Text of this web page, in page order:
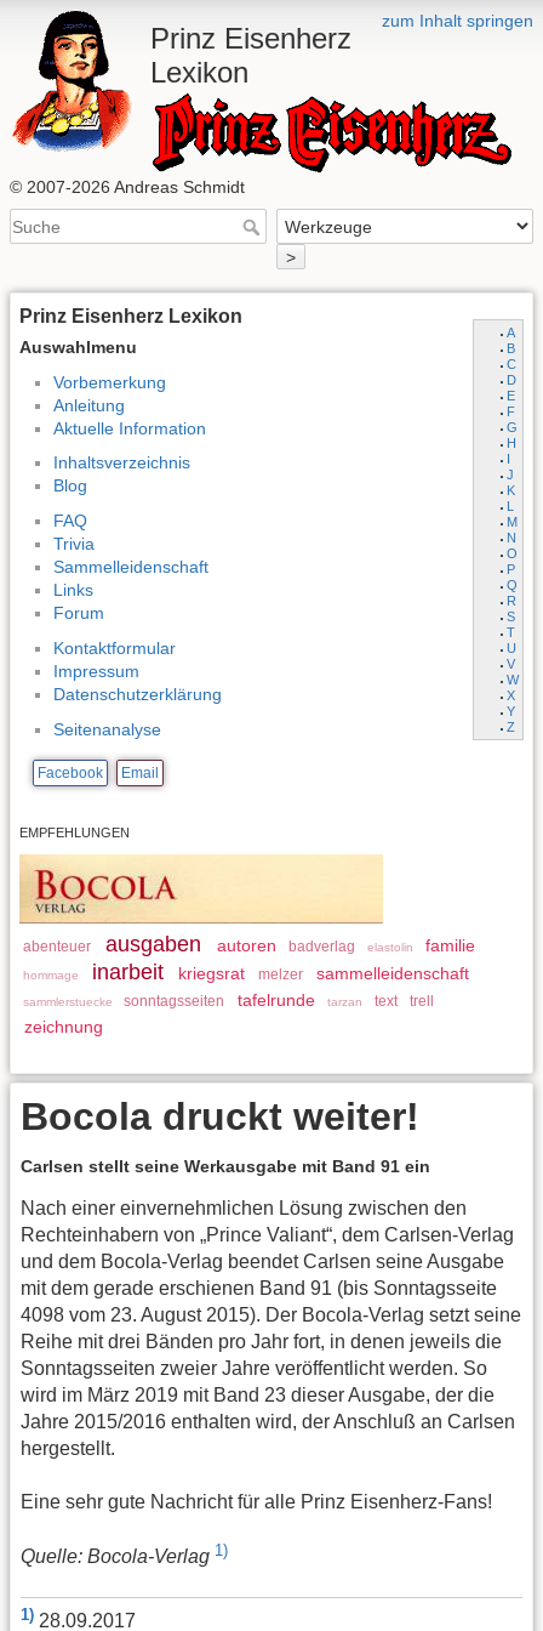
zum Inhalt springen
Prinz Eisenherz
Lexikon
© 2007-2026 Andreas Schmidt
>
Prinz Eisenherz Lexikon
Auswahlmenu
A
B
C
D
E
F
G
H
I
J
K
L
M
N
O
P
Q
R
S
T
U
V
W
X
Y
Z
Vorbemerkung
Anleitung
Aktuelle Information
Inhaltsverzeichnis
Blog
FAQ
Trivia
Sammelleidenschaft
Links
Forum
Kontaktformular
Impressum
Datenschutzerklärung
Seitenanalyse
Facebook Email
EMPFEHLUNGEN
abenteuer ausgaben autoren badverlag elastolin familie
hommage inarbeit kriegsrat melzer sammelleidenschaft
sammlerstuecke sonntagsseiten tafelrunde tarzan text trell
zeichnung
Bocola druckt weiter!
Carlsen stellt seine Werkausgabe mit Band 91 ein
Nach einer einvernehmlichen Lösung zwischen den
Rechteinhabern von „Prince Valiant“, dem Carlsen-Verlag
und dem Bocola-Verlag beendet Carlsen seine Ausgabe
mit dem gerade erschienen Band 91 (bis Sonntagsseite
4098 vom 23. August 2015). Der Bocola-Verlag setzt seine
Reihe mit drei Bänden pro Jahr fort, in denen jeweils die
Sonntagsseiten zweier Jahre veröffentlicht werden. So
wird im März 2019 mit Band 23 dieser Ausgabe, der die
Jahre 2015/2016 enthalten wird, der Anschluß an Carlsen
hergestellt.
Eine sehr gute Nachricht für alle Prinz Eisenherz-Fans!
Quelle: Bocola-Verlag 1)
1) 28.09.2017